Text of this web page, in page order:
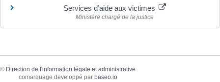
Services d’aide aux victimes
Ministère chargé de la justice
© Direction de l'information légale et administrative
comarquage developpé par baseo.io